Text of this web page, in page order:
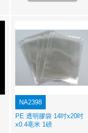
NA2398
PE 透明膠袋 14吋x20吋
x0.4亳米 1磅